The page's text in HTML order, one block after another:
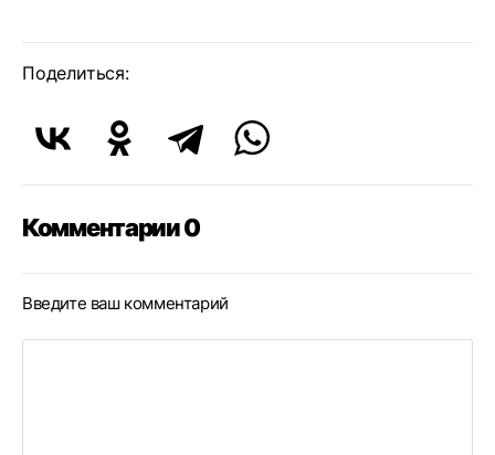
Поделиться:
Комментарии 0
Введите ваш комментарий